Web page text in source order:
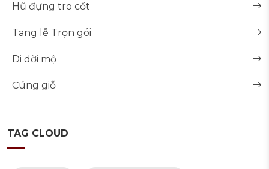
Hũ đựng tro cốt
Tang lễ Trọn gói
Di dời mộ
Cúng giỗ
TAG CLOUD